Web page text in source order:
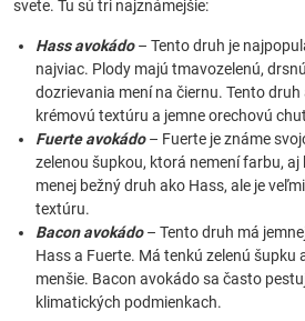
svete. Tu sú tri najznámejšie:
Hass avokádo– Tento druh je
najviac. Plody majú tmavozelenú,
dozrievania mení na čiernu. Tento
krémovú textúru a jemne orechovú
Fuerte avokádo– Fuerte je známe
zelenou šupkou, ktorá nemení farbu,
menej bežný druh ako Hass, ale je
textúru.
Bacon avokádo– Tento druh má
Hass a Fuerte. Má tenkú zelenú šupku
menšie. Bacon avokádo sa často
klimatických podmienkach.